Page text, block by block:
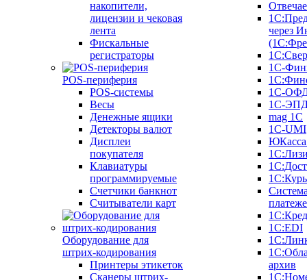
накопители,
лицензии и чековая
лента
Фискальные
регистраторы
POS-периферия
POS-системы
Весы
Денежные ящики
Детекторы валют
Дисплеи
покупателя
Клавиатуры
программируемые
Счетчики банкнот
Считыватели карт
Оборудование для
штрих-кодирования
Принтеры этикеток
Сканеры штрих-
через
1С-
1С-
1С-
mag 1C
1C-UMI
1С:EDI
архив